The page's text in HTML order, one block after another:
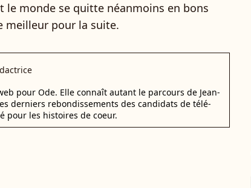
le monde se quitte néanmoins en bons
meilleur pour la suite.
pour Ode. Elle connaît autant le parcours de Jean-
derniers rebondissements des candidats de télé-
pour les histoires de coeur.